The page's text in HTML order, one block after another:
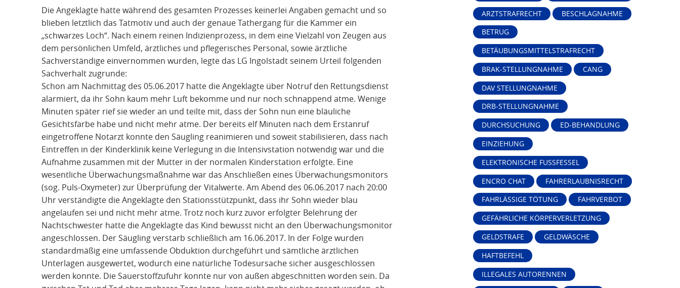
Die Angeklagte hatte während des gesamten Prozesses keinerlei Angaben gemacht und so
blieben letztlich das Tatmotiv und auch der genaue Tathergang für die Kammer ein
„schwarzes Loch“. Nach einem reinen Indizienprozess, in dem eine Vielzahl von Zeugen aus
dem persönlichen Umfeld, ärztliches und pflegerisches Personal, sowie ärztliche
Sachverständige einvernommen wurden, legte das LG Ingolstadt seinem Urteil folgenden
Sachverhalt zugrunde:
Schon am Nachmittag des 05.06.2017 hatte die Angeklagte über Notruf den Rettungsdienst
alarmiert, da ihr Sohn kaum mehr Luft bekomme und nur noch schnappend atme. Wenige
Minuten später rief sie wieder an und teilte mit, dass der Sohn nun eine bläuliche
Gesichtsfarbe habe und nicht mehr atme. Der bereits elf Minuten nach dem Erstanruf
eingetroffene Notarzt konnte den Säugling reanimieren und soweit stabilisieren, dass nach
Eintreffen in der Kinderklinik keine Verlegung in die Intensivstation notwendig war und die
Aufnahme zusammen mit der Mutter in der normalen Kinderstation erfolgte. Eine
wesentliche Überwachungsmaßnahme war das Anschließen eines Überwachungsmonitors
(sog. Puls-Oxymeter) zur Überprüfung der Vitalwerte. Am Abend des 06.06.2017 nach 20:00
Uhr verständigte die Angeklagte den Stationsstützpunkt, dass ihr Sohn wieder blau
angelaufen sei und nicht mehr atme. Trotz noch kurz zuvor erfolgter Belehrung der
Nachtschwester hatte die Angeklagte das Kind bewusst nicht an den Überwachungsmonitor
angeschlossen. Der Säugling verstarb schließlich am 16.06.2017. In der Folge wurden
standardmäßig eine umfassende Obduktion durchgeführt und sämtliche ärztlichen
Unterlagen ausgewertet, wodurch eine natürliche Todesursache sicher ausgeschlossen
werden konnte. Die Sauerstoffzufuhr konnte nur von außen abgeschnitten worden sein. Da
ARZTSTRAFRECHT
BESCHLAGNAHME
BETRUG
BETÄUBUNGSMITTELSTRAFRECHT
BRAK-STELLUNGNAHME
CANG
DAV STELLUNGNAHME
DRB-STELLUNGNAHME
DURCHSUCHUNG
ED-BEHANDLUNG
EINZIEHUNG
ELEKTRONISCHE FUSSFESSEL
ENCRO CHAT
FAHRERLAUBNISRECHT
FAHRLÄSSIGE TÖTUNG
FAHRVERBOT
GEFÄHRLICHE KÖRPERVERLETZUNG
GELDSTRAFE
GELDWÄSCHE
HAFTBEFEHL
ILLEGALES AUTORENNEN